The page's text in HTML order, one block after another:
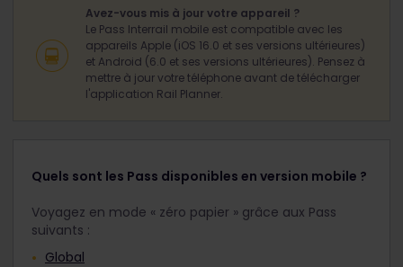
Avez-vous mis à jour votre appareil ?
Le Pass Interrail mobile est compatible avec les
appareils Apple (iOS 16.0 et ses versions ultérieures)
et Android (6.0 et ses versions ultérieures). Pensez à
mettre à jour votre téléphone avant de télécharger
l'application Rail Planner.
Quels sont les Pass disponibles en version mobile ?
Voyagez en mode « zéro papier » grâce aux Pass
suivants :
Global